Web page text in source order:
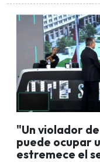
"Un violador
puede ocupar
estremece el